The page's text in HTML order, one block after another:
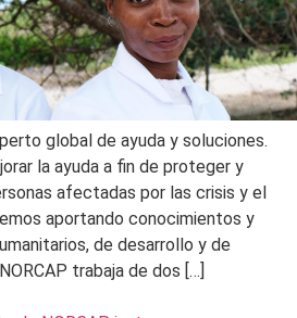
global de ayuda y soluciones.
la ayuda a fin de proteger y
afectadas por las crisis y el
aportando conocimientos y
de desarrollo y de
trabaja de dos […]